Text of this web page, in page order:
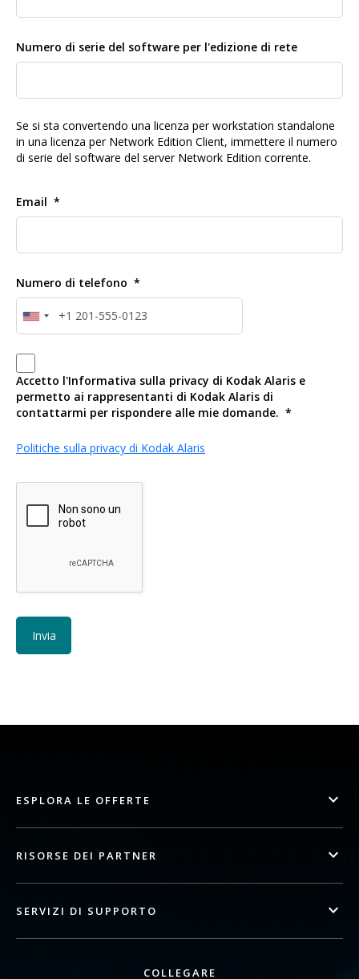
Numero di serie del software per l'edizione di rete
Se si sta convertendo una licenza per workstation standalone
in una licenza per Network Edition Client, immettere il numero
di serie del software del server Network Edition corrente.
Email
Numero di telefono
Accetto l'Informativa sulla privacy di Kodak Alaris e
permetto ai rappresentanti di Kodak Alaris di
contattarmi per rispondere alle mie domande.
Politiche sulla privacy di Kodak Alaris
ESPLORA LE OFFERTE
RISORSE DEI PARTNER
SERVIZI DI SUPPORTO
COLLEGARE